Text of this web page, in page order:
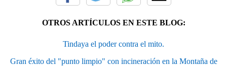
OTROS ARTÍCULOS EN ESTE BLOG:
Tindaya el poder contra el mito.
Gran éxito del "punto limpio" con incineración en la Montaña de